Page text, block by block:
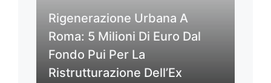
Rigenerazione Urbana A
Roma: 5 Milioni Di Euro Dal
Fondo Pui Per La
Ristrutturazione Dell’Ex